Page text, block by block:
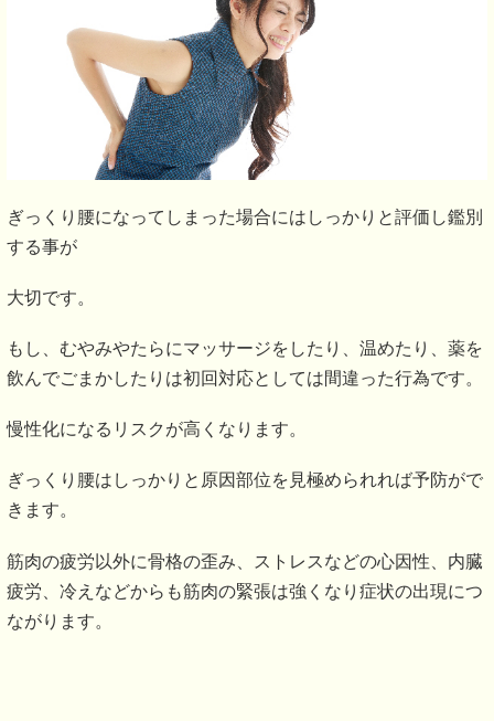
ぎっくり腰になってしまった場合にはしっかりと評価し鑑別
する事が
大切です。
もし、むやみやたらにマッサージをしたり、温めたり、薬を
飲んでごまかしたりは初回対応としては間違った行為です。
慢性化になるリスクが高くなります。
ぎっくり腰はしっかりと原因部位を見極められれば予防がで
きます。
筋肉の疲労以外に骨格の歪み、ストレスなどの心因性、内臓
疲労、冷えなどからも筋肉の緊張は強くなり症状の出現につ
ながります。